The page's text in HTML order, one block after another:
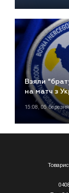
Взяли
на матч з
15:08, 05